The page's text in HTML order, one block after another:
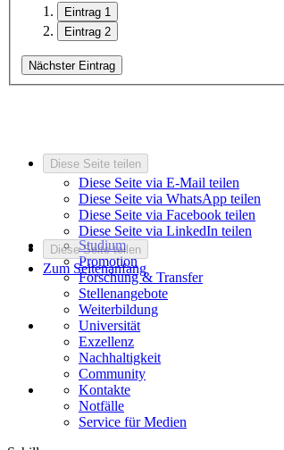
Eintrag 1
Eintrag 2
Nächster Eintrag
Diese Seite teilen
Diese Seite via E-Mail teilen
Diese Seite via WhatsApp teilen
Diese Seite via Facebook teilen
Diese Seite via LinkedIn teilen
Diese Seite teilen
Zum Seitenanfang
Studium
Promotion
Forschung & Transfer
Stellenangebote
Weiterbildung
Universität
Exzellenz
Nachhaltigkeit
Community
Kontakte
Notfälle
Service für Medien